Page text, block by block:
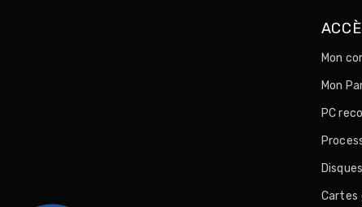
Mon
Mon
PC
Cartes